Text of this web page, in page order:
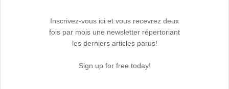
Inscrivez-vous ici et vous recevrez deux
fois par mois une newsletter répertoriant
les derniers articles parus!
Sign up for free today!